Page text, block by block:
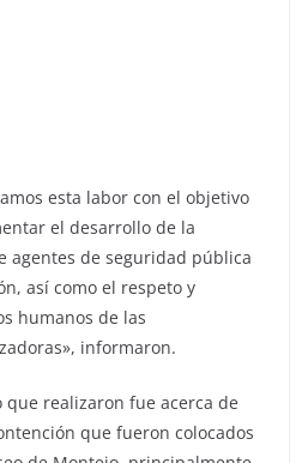
esta labor con el objetivo
el desarrollo de la
agentes de seguridad pública
así como el respeto y
humanos de las
informaron.
realizaron fue acerca de
que fueron colocados